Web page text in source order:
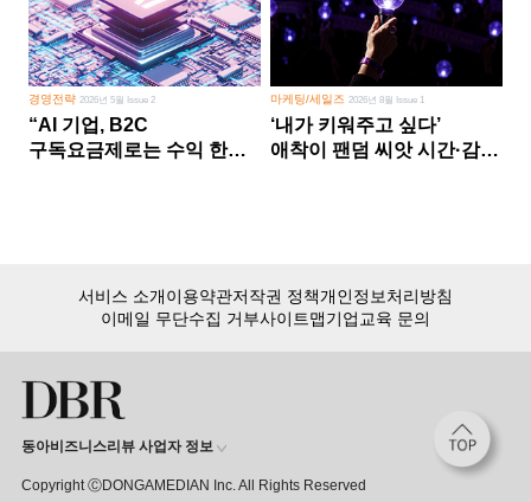
경영전략 2026년 5월 Issue 2
“AI 기업, B2C
구독요금제로는 수익 한계
마케팅/세일즈 2026년 8월 Issue 1
‘내가 키워주고 싶다’
애착이 팬덤 씨앗 시간·감정
서비스 소개이용약관저작권 정책개인정보처리방침
이메일 무단수집 거부사이트맵기업교육 문의
동아비즈니스리뷰 사업자 정보
Copyright ⒸDONGAMEDIAN Inc. All Rights Reserved